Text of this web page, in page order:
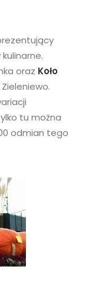
oraz Koło
tu można
odmian tego